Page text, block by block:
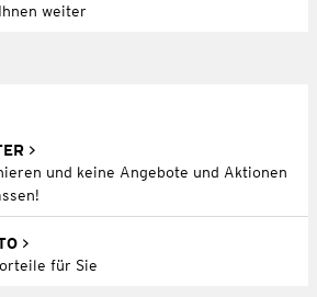
weiter
und keine Angebote und Aktionen
für Sie